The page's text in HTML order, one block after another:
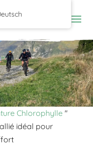
Chlorophylle"
idéal pour